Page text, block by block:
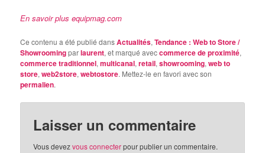
En savoir plus equipmag.com
Ce contenu a été publié dansActualités,Tendance : Web to Store /
Showroomingparlaurent, et marqué aveccommerce de proximité,
commerce traditionnel,multicanal,retail,showrooming,web to
store,web2store,webtostore. Mettez-le en favori avec son
permalien.
Laisser un commentaire
Vous devezvous connecterpour publier un commentaire.